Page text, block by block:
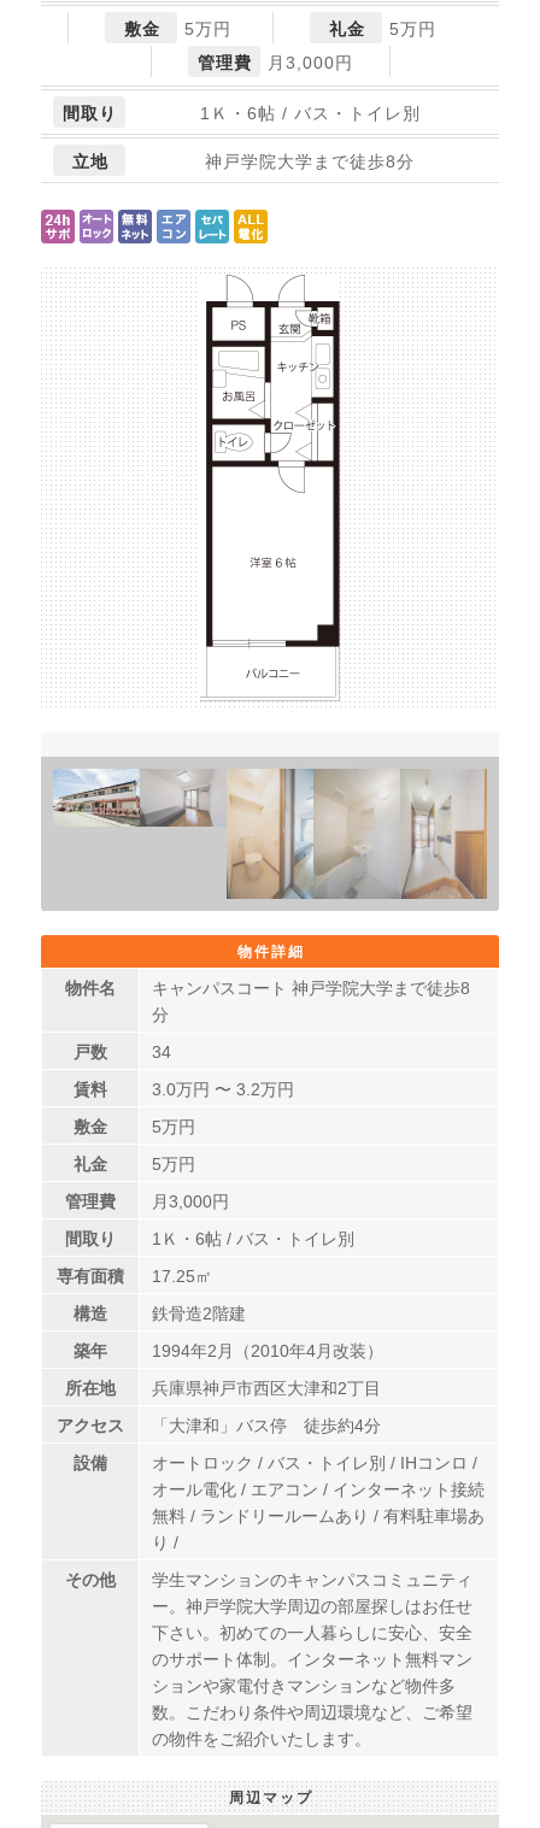
敷金 5万円 礼金
5万円
管理費
月3,000円
間取り 1Ｋ・6帖 / バス・トイレ別
立地 神戸学院大学まで徒歩8分
物件詳細
物件名
キャンパスコート 神戸学院大学まで徒歩8
分
戸数
34
賃料
3.0万円 〜 3.2万円
敷金
5万円
礼金
5万円
管理費
月3,000円
間取り
1Ｋ・6帖 / バス・トイレ別
専有面積
17.25㎡
構造
鉄骨造2階建
築年
1994年2月（2010年4月改装）
所在地
兵庫県神戸市西区大津和2丁目
アクセス
「大津和」バス停 徒歩約4分
設備
オートロック / バス・トイレ別 / IHコンロ /
オール電化 / エアコン / インターネット接続
無料 / ランドリールームあり / 有料駐車場あ
り /
その他
学生マンションのキャンパスコミュニティ
ー。神戸学院大学周辺の部屋探しはお任せ
下さい。初めての一人暮らしに安心、安全
のサポート体制。インターネット無料マン
ションや家電付きマンションなど物件多
数。こだわり条件や周辺環境など、ご希望
の物件をご紹介いたします。
周辺マップ